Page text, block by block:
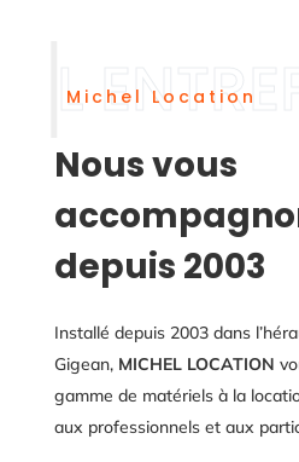
Michel Location
Nous vous
depuis 2003
Installé depuis 2003 dans
Gigean, MICHEL LOCATION
gamme de matériels à la
aux professionnels et aux